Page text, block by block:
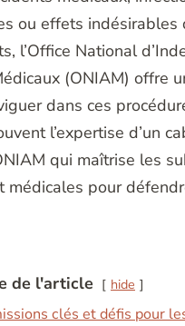
ou effets indésirables
l’Office National
(ONIAM) offre
dans ces
l’expertise d’un
qui maîtrise les
médicales pour
de l'article hide
clés et défis pour